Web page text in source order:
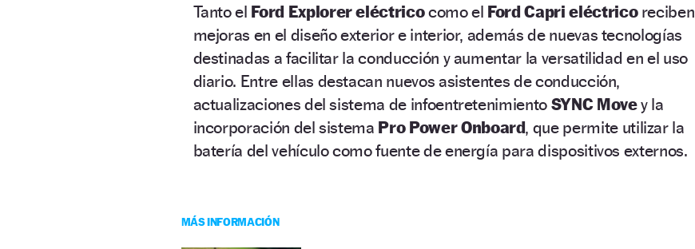
Tanto el Ford Explorer eléctricocomo el Ford Capri eléctricoreciben
mejoras en el diseño exterior e interior, además de nuevas tecnologías
destinadas a facilitar la conducción y aumentar la versatilidad en el uso
diario. Entre ellas destacan nuevos asistentes de conducción,
actualizaciones del sistema de infoentretenimiento SYNC Movey la
incorporación del sistema Pro Power Onboard, que permite utilizar la
batería del vehículo como fuente de energía para dispositivos externos.
MÁS INFORMACIÓN